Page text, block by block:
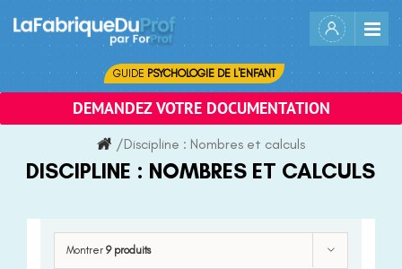
content
GUIDE PSYCHOLOGIE DE L'ENFANT
DEMANDEZ VOTRE DOCUMENTATION
/Discipline : Nombres et calculs
DISCIPLINE : NOMBRES ET CALCULS
Montrer 9 produits